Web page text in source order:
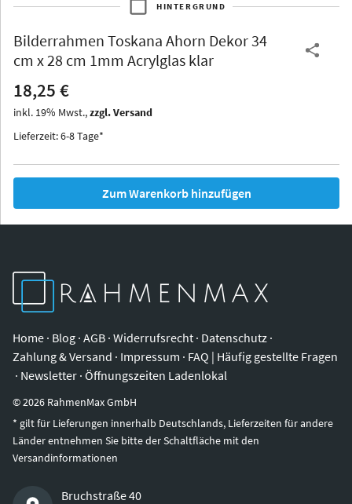
Iowa
HINTERGRUND
Bilderrahmen Toskana Ahorn Dekor 34
cm x 28 cm 1mm Acrylglas klar
18,25 €
inkl. 19% Mwst.,zzgl. Versand
Lieferzeit: 6-8 Tage*
Zum Warenkorb hinzufügen
Home · Blog · AGB · Widerrufsrecht · Datenschutz ·
Zahlung & Versand · Impressum · FAQ | Häufig gestellte Fragen
· Newsletter · Öffnungszeiten Ladenlokal
©2026 RahmenMax GmbH
* gilt für Lieferungen innerhalb Deutschlands, Lieferzeiten für andere
Länder entnehmen Sie bitte der Schaltfläche mit den
Versandinformationen
Bruchstraße 40